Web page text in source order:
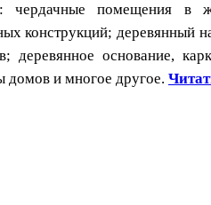
чердачные помещения в
конструкций; деревянный
деревянное основание,
домов и многое другое.